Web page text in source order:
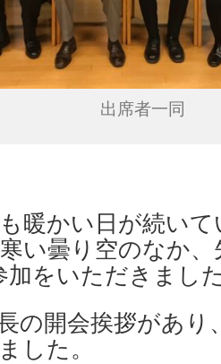
出席者一同
暖かい日が続い
い曇り空のなか、
加をいただきまし
の開会挨拶があり
した。